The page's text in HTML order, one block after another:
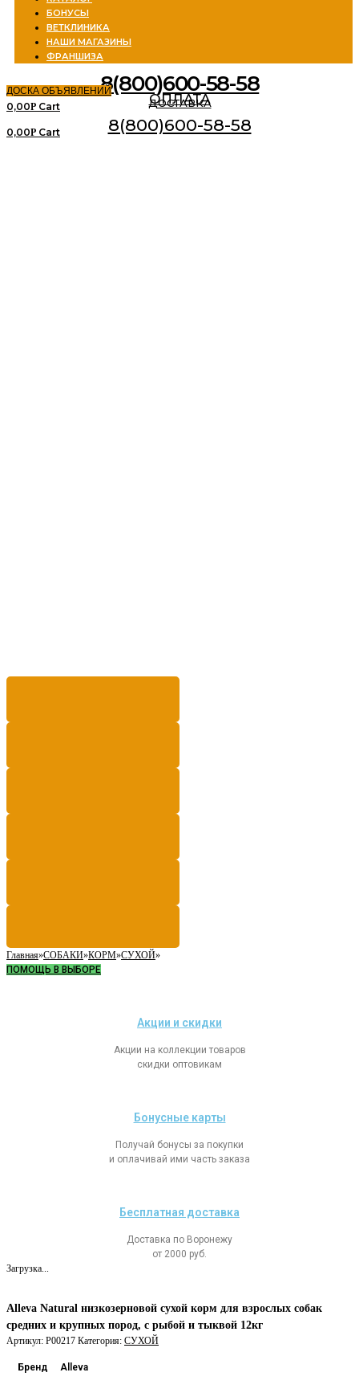
БОНУСЫ
ВЕТКЛИНИКА
НАШИ МАГАЗИНЫ
ФРАНШИЗА
8(800)600-58-58
ДОСКА ОБЪЯВЛЕНИЙ
ДОСТАВКА
ОПЛАТА
0,00Р Cart
8(800)600-58-58
0,00Р Cart
Главная»СОБАКИ»КОРМ»СУХОЙ»
ПОМОЩЬ В ВЫБОРЕ
Акции и скидки
Акции на коллекции товаров
скидки оптовикам
Бонусные карты
Получай бонусы за покупки
и оплачивай ими часть заказа
Бесплатная доставка
Доставка по Воронежу
от 2000 руб.
Загрузка...
Alleva Natural низкозерновой сухой корм для взрослых собак
средних и крупных пород, с рыбой и тыквой 12кг
Артикул: P00217 Категория: СУХОЙ
Бренд Alleva